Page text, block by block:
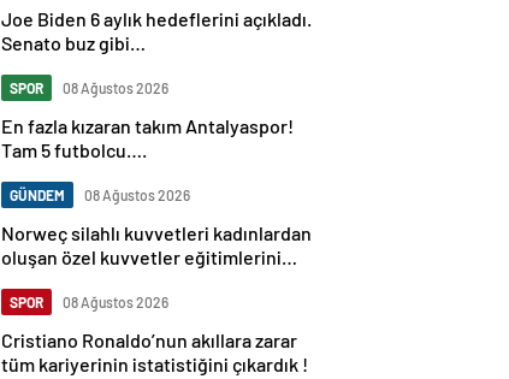
Joe Biden 6 aylık hedeflerini açıkladı.
Senato buz gibi…
SPOR 08 Ağustos 2026
En fazla kızaran takım Antalyaspor!
Tam 5 futbolcu….
GÜNDEM 08 Ağustos 2026
Norweç silahlı kuvvetleri kadınlardan
oluşan özel kuvvetler eğitimlerini
SPOR 08 Ağustos 2026
Cristiano Ronaldo’nun akıllara zarar
tüm kariyerinin istatistiğini çıkardık !